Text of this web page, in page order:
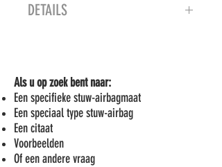
DETAILS
polymeercoatingcomposiet
Systeemsterkte: 1490 kg
Dikte: 1,3 mm
Breedte: 32 mm
230 meter/spoel
2 spoelen/doos
Als u op zoek bent naar:
Een specifieke stuw-airbagmaat
Een speciaal type stuw-airbag
Een citaat
Voorbeelden
Of een andere vraag